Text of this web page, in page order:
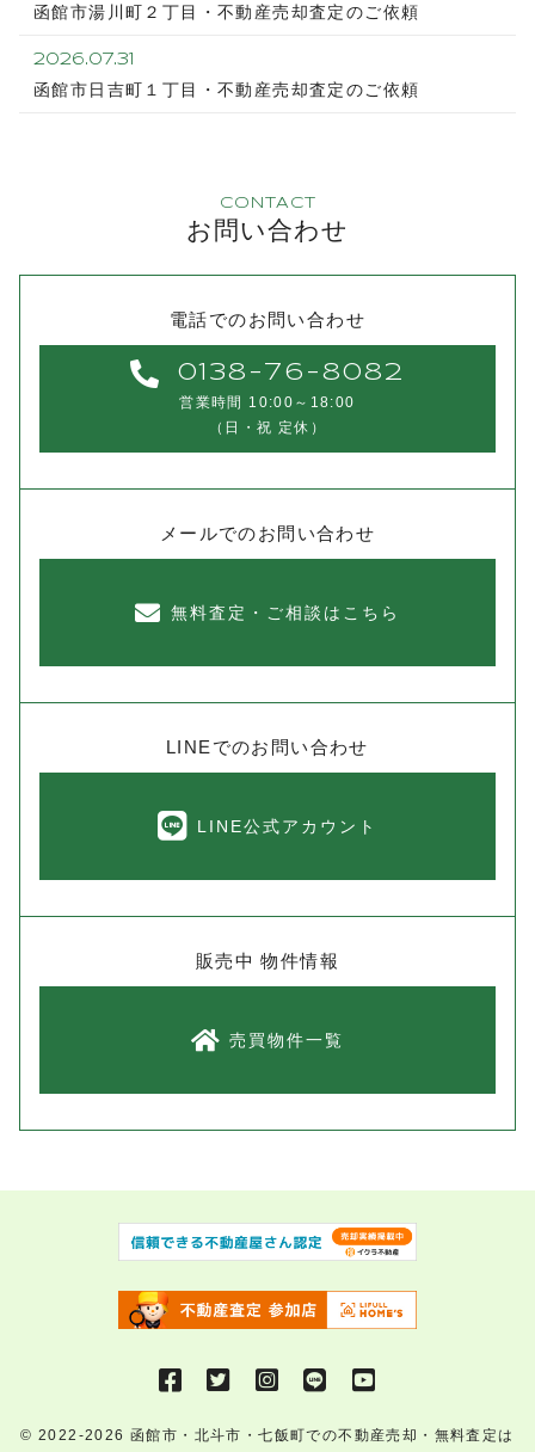
函館市湯川町２丁目・不動産売却査定のご依頼
2026.07.31
函館市日吉町１丁目・不動産売却査定のご依頼
CONTACT
お問い合わせ
電話でのお問い合わせ
0138-76-8082
営業時間 10:00～18:00
（日・祝 定休）
メールでのお問い合わせ
無料査定・ご相談はこちら
LINEでのお問い合わせ
LINE公式アカウント
販売中 物件情報
売買物件一覧
© 2022-2026函館市・北斗市・七飯町での不動産売却・無料査定は